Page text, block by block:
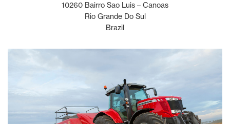
10260 Bairro Sao Luis – Canoas
Rio Grande Do Sul
Brazil